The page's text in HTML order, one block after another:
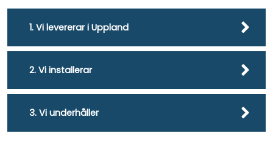
1. Vi levererar i Uppland
2. Vi installerar
3. Vi underhåller